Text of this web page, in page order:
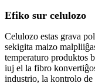
Efiko sur celulozo
Celulozo estas grava
sekigita maizo
temperaturo produktos
iuj el la fibro
industrio, la kontrolo